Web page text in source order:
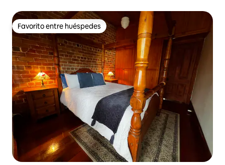
Favorito entre huéspedes
Favorito entre huéspedes